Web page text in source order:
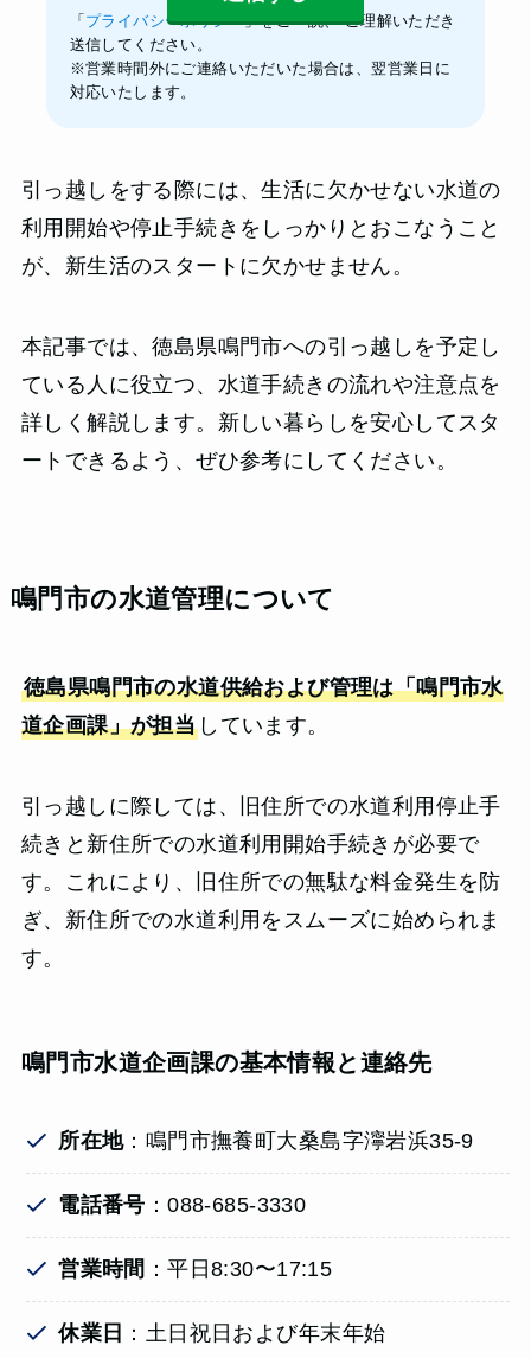
「 プライバシーポリシー」をご一読、 ご理解いただき
送信してください。
※営業時間外にご連絡いただいた場合は、翌営業日に
対応いたします。
引っ越しをする際には、生活に欠かせない水道の
利用開始や停止手続きをしっかりとおこなうこと
が、新生活のスタートに欠かせません。
本記事では、徳島県鳴門市への引っ越しを予定し
ている人に役立つ、水道手続きの流れや注意点を
詳しく解説します。新しい暮らしを安心してスタ
ートできるよう、ぜひ参考にしてください。
鳴門市の水道管理について
徳島県鳴門市の水道供給および管理は「鳴門市水
道企画課」が担当 しています。
引っ越しに際しては、旧住所での水道利用停止手
続きと新住所での水道利用開始手続きが必要で
す。これにより、旧住所での無駄な料金発生を防
ぎ、新住所での水道利用をスムーズに始められま
す。
鳴門市水道企画課の基本情報と連絡先
所在地：鳴門市撫養町大桑島字濘岩浜35-9
電話番号 ：088-685-3330
営業時間 ：平日8:30〜17:15
休業日 ：土日祝日および年末年始